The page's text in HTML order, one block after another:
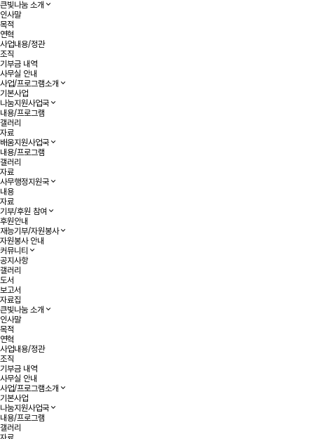
큰빛나눔 소개
인사말
목적
연혁
사업내용/정관
조직
기부금 내역
사무실 안내
사업/프로그램소개
기본사업
나눔지원사업국
내용/프로그램
갤러리
자료
배움지원사업국
내용/프로그램
갤러리
자료
사무행정지원국
내용
자료
기부/후원 참여
후원안내
재능기부/자원봉사
자원봉사 안내
커뮤니티
공지사항
갤러리
도서
보고서
자료집
큰빛나눔 소개
인사말
목적
연혁
사업내용/정관
조직
기부금 내역
사무실 안내
사업/프로그램소개
기본사업
나눔지원사업국
내용/프로그램
갤러리